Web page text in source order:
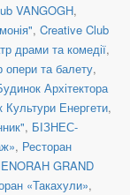
VANGOGH,
, Creative Club
драми та комедії,
опери та балету,
Архітектора
Культури Енергети,
, БІЗНЕС-
, Ресторан
GRAND
«Такахули»,